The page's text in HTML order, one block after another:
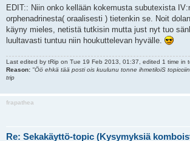
s
EDIT:: Niin onko kellään kokemusta subutexista
orphenadrinesta( oraalisesti ) tietenkin se. Noit
käyny mieles, netistä tutkisin mutta just nyt tuo
luultavasti tuntuu niin houkuttelevan hyvälle.
Last edited by tRip on Tue 19 Feb 2013, 01:37, edited 1 time in
Reason: "Öö ehkä tää posti ois kuulunu tonne ihmetiloiS
trip
frapathea
Re: Sekakäyttö-topic (Kysymyksiä